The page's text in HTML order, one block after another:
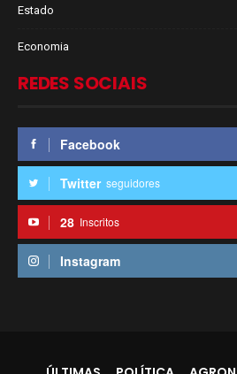
Estado
Economia
REDES SOCIAIS
Facebook
Twitter seguidores
28 Inscritos
Instagram